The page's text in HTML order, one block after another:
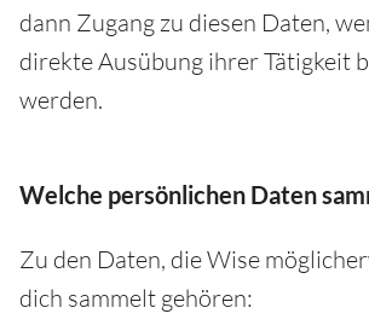
dann Zugang zu diesen Daten,
direkte Ausübung ihrer Tätigkeit
werden.
Welche persönlichen Daten
Zu den Daten, die Wise
dich sammelt gehören: